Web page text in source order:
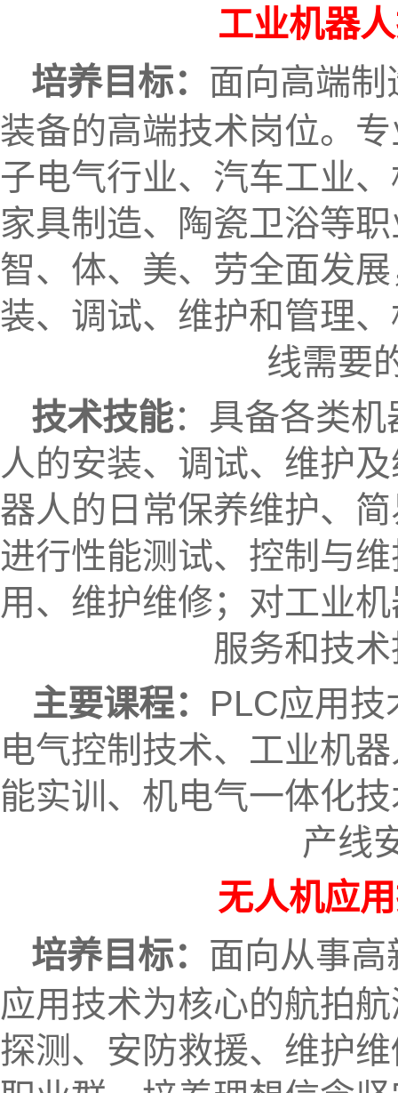
工业机器
培养目标： 面向高端
装备的高端技术岗位。
子电气行业、汽车工业
家具制造、陶瓷卫浴等
智、体、美、劳全面发
装、调试、维护和管理
线需要
技术技能：具备各类
人的安装、调试、维护
器人的日常保养维护、
进行性能测试、控制与
用、维护维修；对工业
服务和技
主要课程： PLC应用
电气控制技术、工业机
能实训、机电气一体化
产线
无人机应
培养目标： 面向从事
应用技术为核心的航拍
探测、安防救援、维护